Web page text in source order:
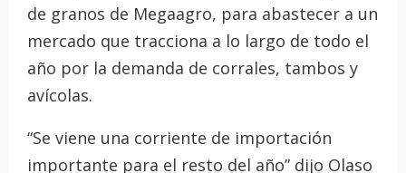
de granos de Megaagro, para abastecer a un
mercado que tracciona a lo largo de todo el
año por la demanda de corrales, tambos y
avícolas.
“Se viene una corriente de importación
importante para el resto del año” dijo Olaso